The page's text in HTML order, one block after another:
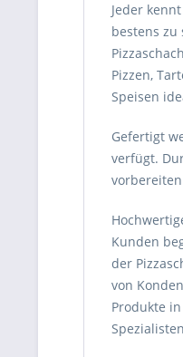
Jeder
bestens
Pizzen,
Speisen
Gefertigt
verfügt.
Kunden
der
von
Produkte